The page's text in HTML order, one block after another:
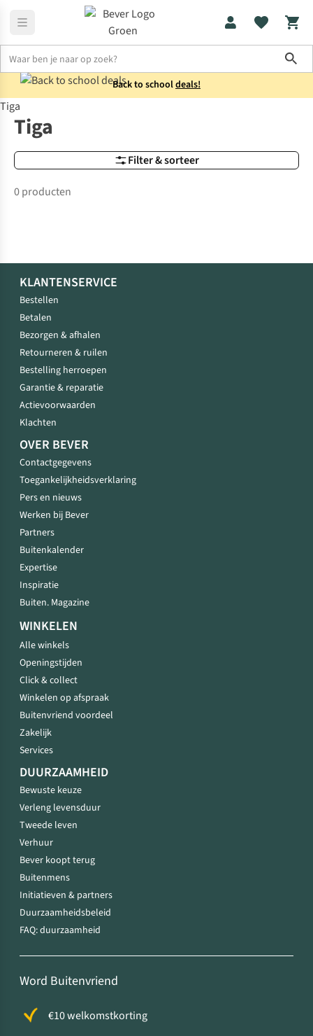
Back to schooldeals!
Merken
Tiga
Filter & sorteer
Tiga
0 producten
KLANTENSERVICE
Bestellen
Betalen
Bezorgen & afhalen
Retourneren & ruilen
Bestelling herroepen
Garantie & reparatie
Actievoorwaarden
Klachten
OVER BEVER
Contactgegevens
Toegankelijkheidsverklaring
Pers en nieuws
Werken bij Bever
Partners
Buitenkalender
Expertise
Inspiratie
Buiten. Magazine
WINKELEN
Alle winkels
Openingstijden
Click & collect
Winkelen op afspraak
Buitenvriend voordeel
Zakelijk
Services
DUURZAAMHEID
Bewuste keuze
Verleng levensduur
Tweede leven
Verhuur
Bever koopt terug
Buitenmens
Initiatieven & partners
Duurzaamheidsbeleid
FAQ: duurzaamheid
Word Buitenvriend
€10 welkomstkorting